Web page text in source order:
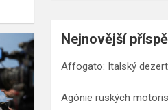
Nejnovější
Affogato: Italský
Agónie ruských